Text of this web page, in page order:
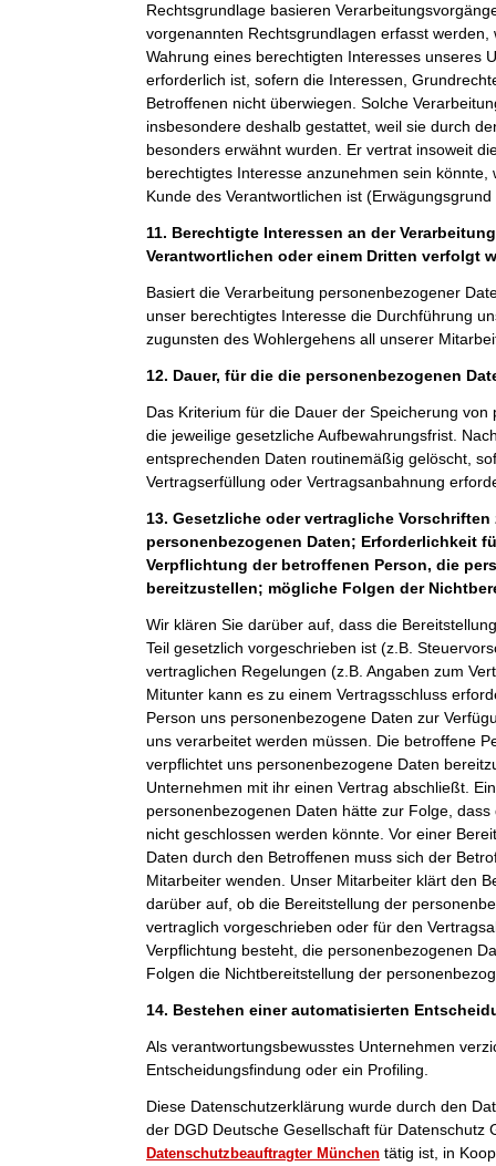
Rechtsgrundlage basieren
vorgenannten Rechtsgrundlagen erfasst werden,
Wahrung eines berechtigten Interesses unseres
erforderlich ist, sofern die Interessen,
Betroffenen nicht überwiegen. Solche
insbesondere deshalb gestattet, weil sie durch
besonders erwähnt wurden. Er vertrat insoweit
berechtigtes Interesse anzunehmen sein
Kunde des Verantwortlichen ist
11. Berechtigte Interessen an der
Verantwortlichen oder einem Dritten verfolgt
Basiert die Verarbeitung personenbezogener
unser berechtigtes Interesse die Durchführung
zugunsten des Wohlergehens all unserer
12. Dauer, für die die personenbezogenen
Das Kriterium für die Dauer der Speicherung
die jeweilige gesetzliche Aufbewahrungsfrist.
entsprechenden Daten routinemäßig gelöscht,
Vertragserfüllung oder Vertragsanbahnung
13. Gesetzliche oder vertragliche
personenbezogenen Daten; Erforderlichkeit
Verpflichtung der betroffenen Person, die
bereitzustellen; mögliche Folgen der
Wir klären Sie darüber auf, dass die
Teil gesetzlich vorgeschrieben ist (z.B.
vertraglichen Regelungen (z.B. Angaben zum
Mitunter kann es zu einem Vertragsschluss
Person uns personenbezogene Daten zur
uns verarbeitet werden müssen. Die betroffene
verpflichtet uns personenbezogene Daten
Unternehmen mit ihr einen Vertrag abschließt.
personenbezogenen Daten hätte zur Folge,
nicht geschlossen werden könnte. Vor einer
Daten durch den Betroffenen muss sich der
Mitarbeiter wenden. Unser Mitarbeiter klärt den
darüber auf, ob die Bereitstellung der
vertraglich vorgeschrieben oder für den
Verpflichtung besteht, die personenbezogenen
Folgen die Nichtbereitstellung der
14. Bestehen einer automatisierten
Als verantwortungsbewusstes Unternehmen
Entscheidungsfindung oder ein Profiling.
Diese Datenschutzerklärung wurde durch den
der DGD Deutsche Gesellschaft für Datenschutz
Datenschutzbeauftragter München tätig ist, in